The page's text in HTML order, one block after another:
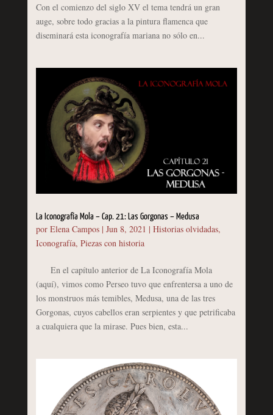
Con el comienzo del siglo XV el tema tendrá un gran
auge, sobre todo gracias a la pintura flamenca que
diseminará esta iconografía mariana no sólo en...
La Iconografía Mola – Cap. 21: Las Gorgonas – Medusa
por Elena Campos| Jun 8, 2021 | Historias olvidadas,
Iconografía, Piezas con historia
En el capítulo anterior de La Iconografía Mola
(aquí), vimos como Perseo tuvo que enfrentersa a uno de
los monstruos más temibles, Medusa, una de las tres
Gorgonas, cuyos cabellos eran serpientes y que petrificaba
a cualquiera que la mirase. Pues bien, esta...